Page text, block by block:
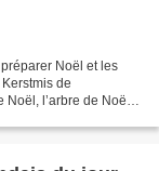
Noël et les
de
l’arbre de Noël ;